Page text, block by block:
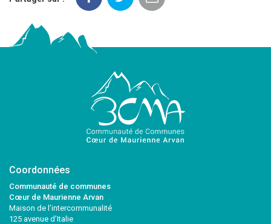
Coordonnées
Communauté de communes
Cœur de Maurienne Arvan
Maison de l’intercommunalité
125 avenue d’Italie